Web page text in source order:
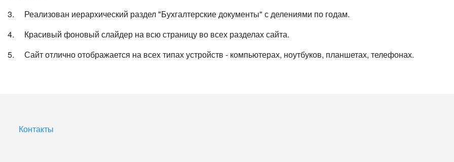
3. Реализован иерархический раздел "Бухгалтерские документы" с делениями по годам.
4. Красивый фоновый слайдер на всю страницу во всех разделах сайта.
5. Сайт отлично отображается на всех типах устройств - компьютерах, ноутбуков, планшетах, телефонах.
Контакты